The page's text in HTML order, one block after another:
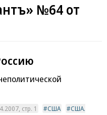
№64 от
стр. 1 США
США.